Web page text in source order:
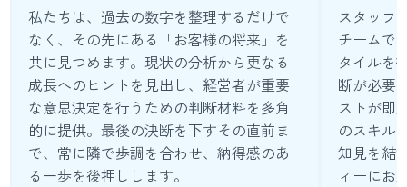
私たちは、過去の数字を整理するだけで
なく、その先にある「お客様の将来」を
共に見つめます。現状の分析から更なる
成長へのヒントを見出し、経営者が重要
な意思決定を行うための判断材料を多角
的に提供。最後の決断を下すその直前ま
で、常に隣で歩調を合わせ、納得感のあ
る一歩を後押しします。
スタッフ
チームで
タイルを
断が必要
ストが即
のスキル
知見を結
ィーにお